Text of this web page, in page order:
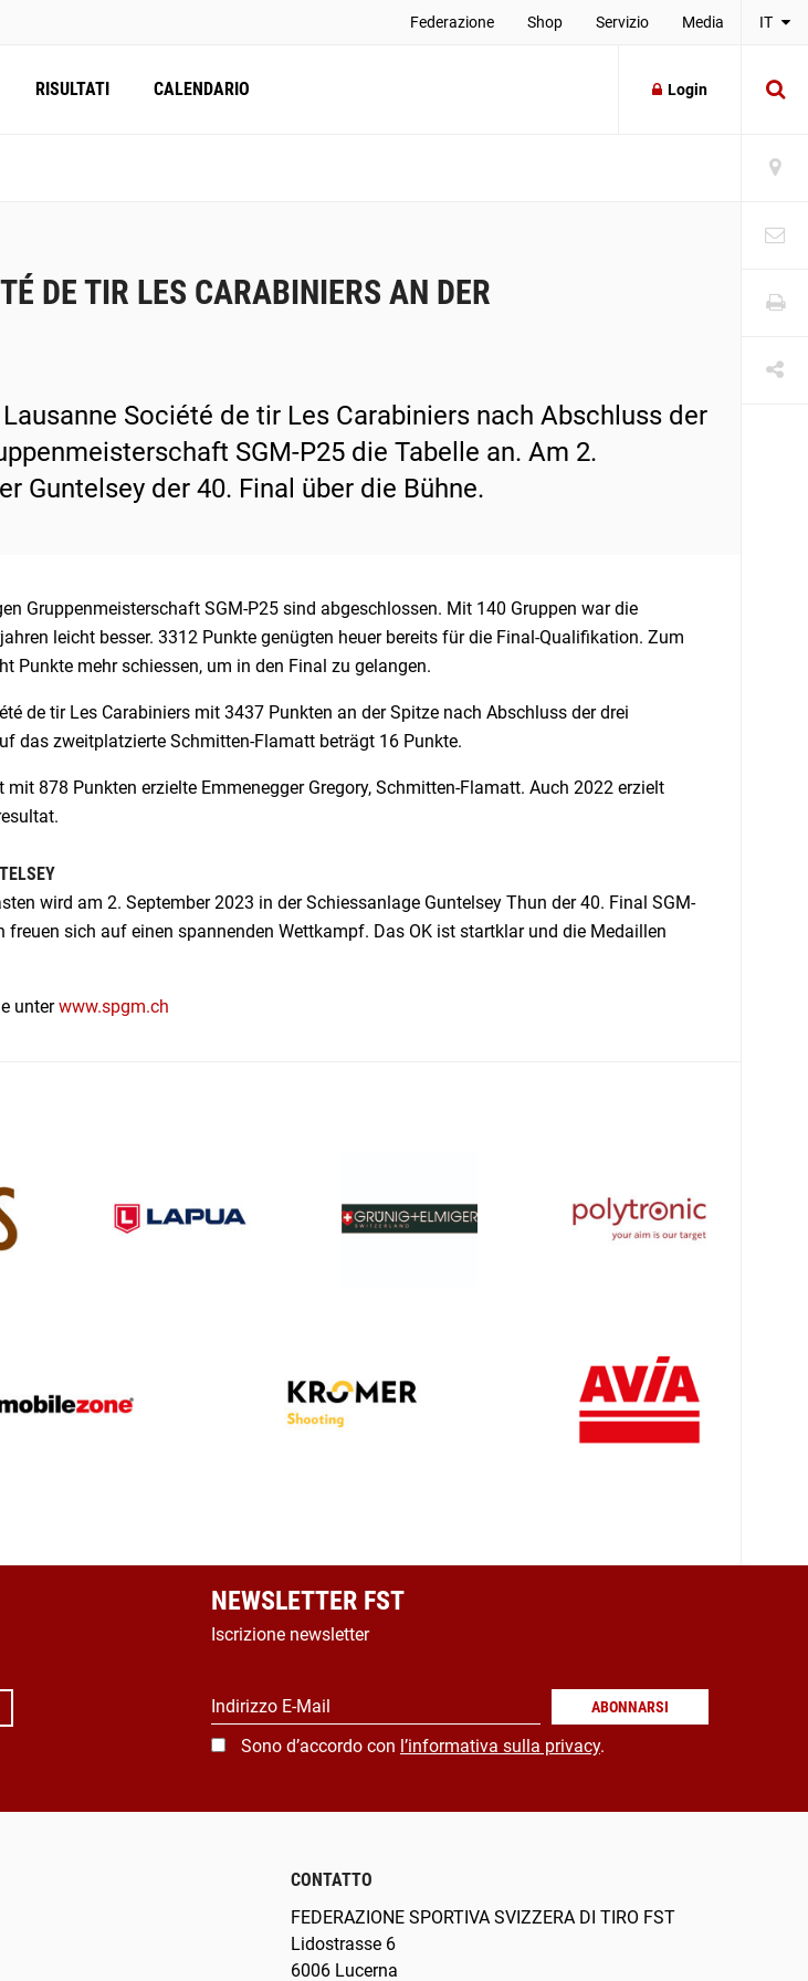
Federazione Shop Servizio Media IT
RISULTATI CALENDARIO Login
DE TIR LES CARABINIERS AN DER
Société de tir Les Carabiniers nach Abschluss der
SGM-P25 die Tabelle an. Am 2.
Guntelsey der 40. Final über die Bühne.
Gruppenmeisterschaft SGM-P25 sind abgeschlossen. Mit 140 Gruppen war die
leicht besser. 3312 Punkte genügten heuer bereits für die Final-Qualifikation. Zum
Punkte mehr schiessen, um in den Final zu gelangen.
de tir Les Carabiniers mit 3437 Punkten an der Spitze nach Abschluss der drei
das zweitplatzierte Schmitten-Flamatt beträgt 16 Punkte.
878 Punkten erzielte Emmenegger Gregory, Schmitten-Flamatt. Auch 2022 erzielt
wird am 2. September 2023 in der Schiessanlage Guntelsey Thun der 40. Final SGM-
freuen sich auf einen spannenden Wettkampf. Das OK ist startklar und die Medaillen
unterwww.spgm.ch
NEWSLETTER FST
Iscrizione newsletter
Indirizzo E-Mail ABONNARSI
Sono d’accordo con l’informativa sulla privacy.
CONTATTO
FEDERAZIONE SPORTIVA SVIZZERA DI TIRO FST
Lidostrasse 6
6006 Lucerna